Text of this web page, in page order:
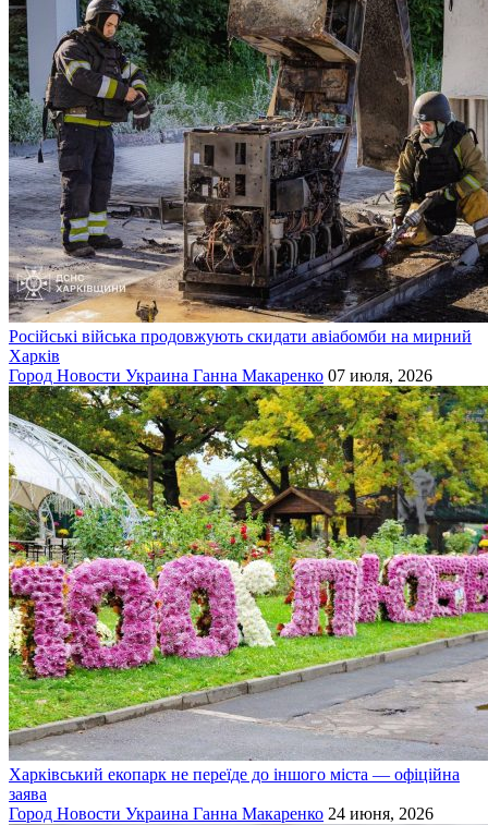
Російські війська продовжують скидати авіабомби на мирний
Харків
Город Новости Украина Ганна Макаренко 07 июля, 2026
Харківський екопарк не переїде до іншого міста — офіційна
заява
Город Новости Украина Ганна Макаренко 24 июня, 2026